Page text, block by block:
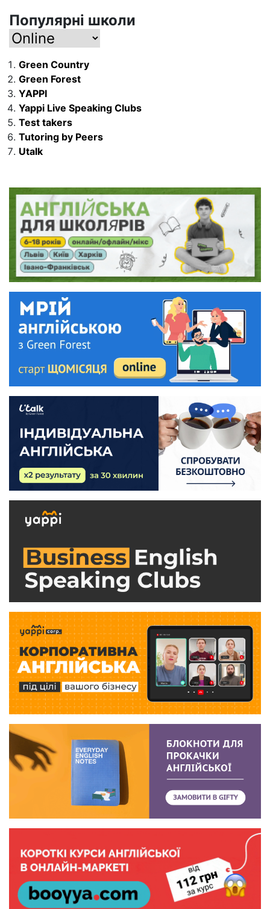
Популярні школи
Green Country
Green Forest
YAPPI
Yappi Live Speaking Clubs
Test takers
Tutoring by Peers
Utalk